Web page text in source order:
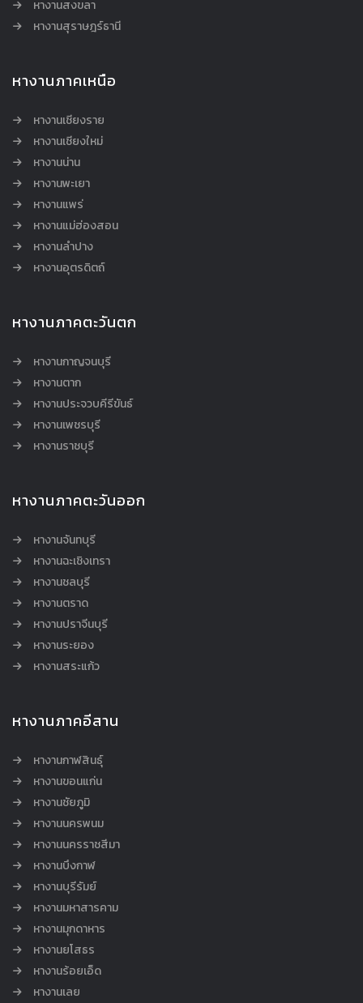
หางานสงขลา
หางานสุราษฎร์ธานี
หางานภาคเหนือ
หางานเชียงราย
หางานเชียงใหม่
หางานน่าน
หางานพะเยา
หางานแพร่
หางานแม่ฮ่องสอน
หางานลำปาง
หางานอุตรดิตถ์
หางานภาคตะวันตก
หางานกาญจนบุรี
หางานตาก
หางานประจวบคีรีขันธ์
หางานเพชรบุรี
หางานราชบุรี
หางานภาคตะวันออก
หางานจันทบุรี
หางานฉะเชิงเทรา
หางานชลบุรี
หางานตราด
หางานปราจีนบุรี
หางานระยอง
หางานสระแก้ว
หางานภาคอีสาน
หางานกาฬสินธุ์
หางานขอนแก่น
หางานชัยภูมิ
หางานนครพนม
หางานนครราชสีมา
หางานบึงกาฬ
หางานบุรีรัมย์
หางานมหาสารคาม
หางานมุกดาหาร
หางานยโสธร
หางานร้อยเอ็ด
หางานเลย